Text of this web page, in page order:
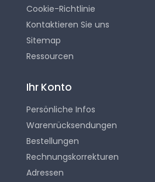
Cookie-Richtlinie
Kontaktieren Sie uns
Sitemap
Ressourcen
Ihr Konto
Persönliche Infos
Warenrücksendungen
Bestellungen
Rechnungskorrekturen
Adressen